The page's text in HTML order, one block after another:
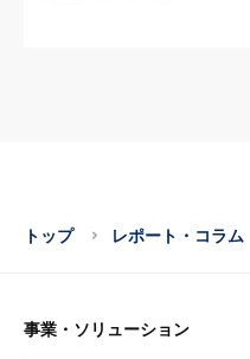
トップ レポート・コラム
事業・ソリューション